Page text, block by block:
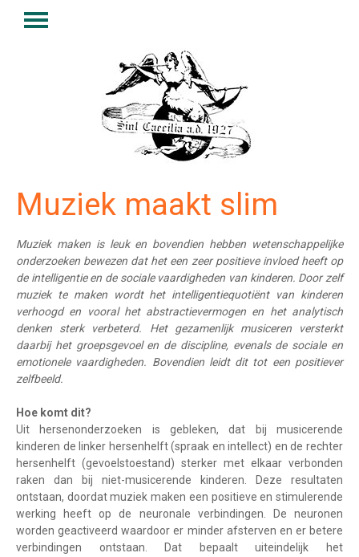
Muziek maakt slim
Muziek maken is leuk en bovendien hebben wetenschappelijke
onderzoeken bewezen dat het een zeer positieve invloed heeft op
de intelligentie en de sociale vaardigheden van kinderen. Door zelf
muziek te maken wordt het intelligentiequotiënt van kinderen
verhoogd en vooral het abstractievermogen en het analytisch
denken sterk verbeterd. Het gezamenlijk musiceren versterkt
daarbij het groepsgevoel en de discipline, evenals de sociale en
emotionele vaardigheden. Bovendien leidt dit tot een positiever
zelfbeeld.
Hoe komt dit?
Uit hersenonderzoeken is gebleken, dat bij musicerende
kinderen de linker hersenhelft (spraak en intellect) en de rechter
hersenhelft (gevoelstoestand) sterker met elkaar verbonden
raken dan bij niet-musicerende kinderen. Deze resultaten
ontstaan, doordat muziek maken een positieve en stimulerende
werking heeft op de neuronale verbindingen. De neuronen
worden geactiveerd waardoor er minder afsterven en er betere
verbindingen ontstaan. Dat bepaalt uiteindelijk het